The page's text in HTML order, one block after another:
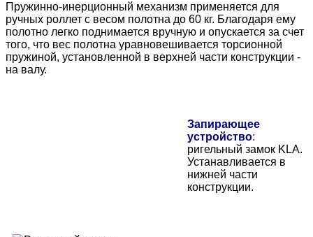
Пружинно-инерционный механизм применяется для
ручных роллет с весом полотна до 60 кг. Благодаря ему
полотно легко поднимается вручную и опускается за счет
того, что вес полотна уравновешивается торсионной
пружиной, установленной в верхней части конструкции -
на валу.
Запирающее
устройство:
ригельный замок KLA.
Устанавливается в
нижней части
конструкции.